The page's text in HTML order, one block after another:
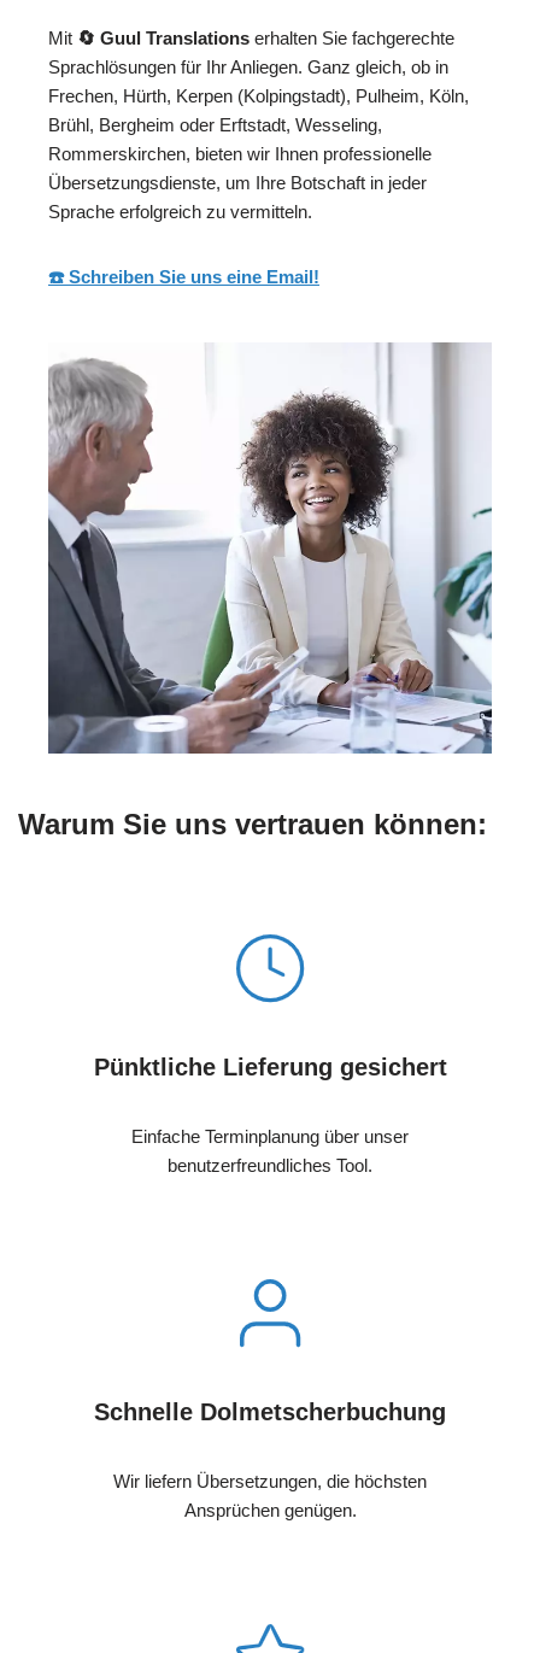
Mit 🔄 Guul Translations erhalten Sie fachgerechte
Sprachlösungen für Ihr Anliegen. Ganz gleich, ob in
Frechen, Hürth, Kerpen (Kolpingstadt), Pulheim, Köln,
Brühl, Bergheim oder Erftstadt, Wesseling,
Rommerskirchen, bieten wir Ihnen professionelle
Übersetzungsdienste, um Ihre Botschaft in jeder
Sprache erfolgreich zu vermitteln.
☎️ Schreiben Sie uns eine Email!
Warum Sie uns vertrauen können:
Pünktliche Lieferung gesichert
Einfache Terminplanung über unser
benutzerfreundliches Tool.
Schnelle Dolmetscherbuchung
Wir liefern Übersetzungen, die höchsten
Ansprüchen genügen.